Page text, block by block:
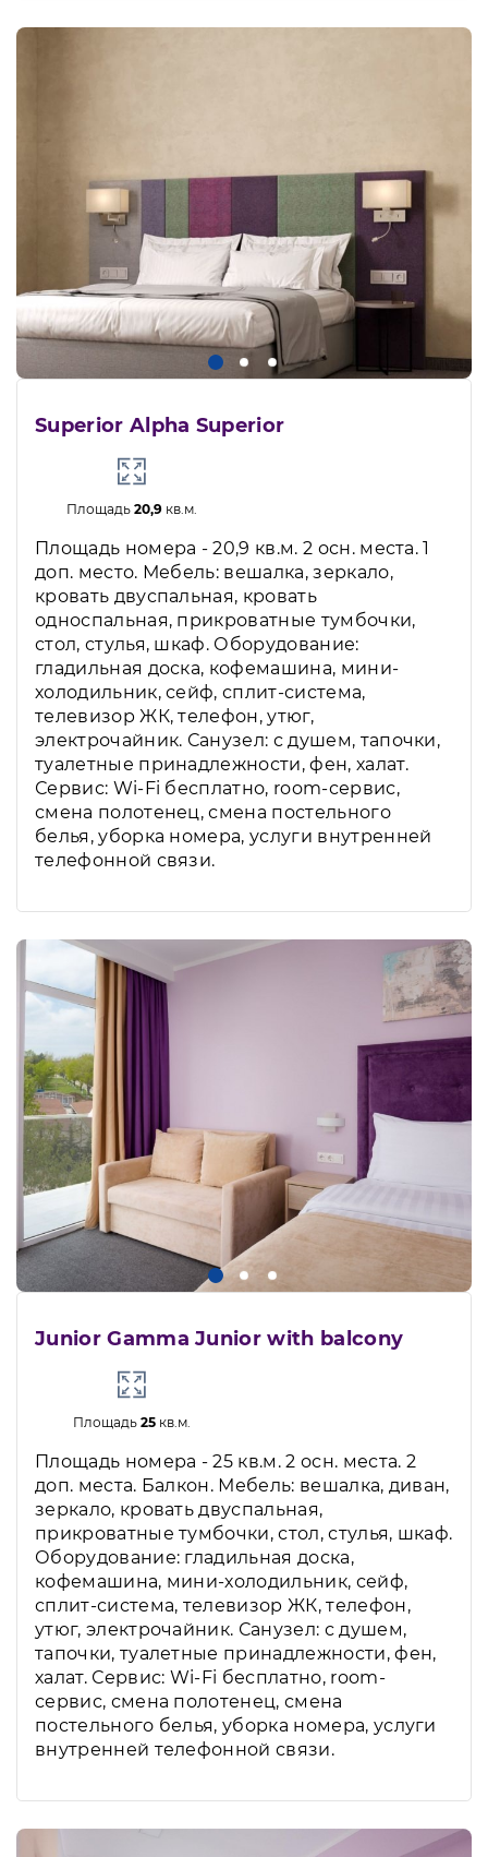
Superior Alpha Superior
Площадь 20,9кв.м.
Площадь номера - 20,9 кв.м. 2 осн. места. 1
доп. место. Мебель: вешалка, зеркало,
кровать двуспальная, кровать
односпальная, прикроватные тумбочки,
стол, стулья, шкаф. Оборудование:
гладильная доска, кофемашина, мини-
холодильник, сейф, сплит-система,
телевизор ЖК, телефон, утюг,
электрочайник. Санузел: с душем, тапочки,
туалетные принадлежности, фен, халат.
Сервис: Wi-Fi бесплатно, room-сервис,
смена полотенец, смена постельного
белья, уборка номера, услуги внутренней
телефонной связи.
Junior Gamma Junior with balcony
Площадь 25кв.м.
Площадь номера - 25 кв.м. 2 осн. места. 2
доп. места. Балкон. Мебель: вешалка, диван,
зеркало, кровать двуспальная,
прикроватные тумбочки, стол, стулья, шкаф.
Оборудование: гладильная доска,
кофемашина, мини-холодильник, сейф,
сплит-система, телевизор ЖК, телефон,
утюг, электрочайник. Санузел: с душем,
тапочки, туалетные принадлежности, фен,
халат. Сервис: Wi-Fi бесплатно, room-
сервис, смена полотенец, смена
постельного белья, уборка номера, услуги
внутренней телефонной связи.